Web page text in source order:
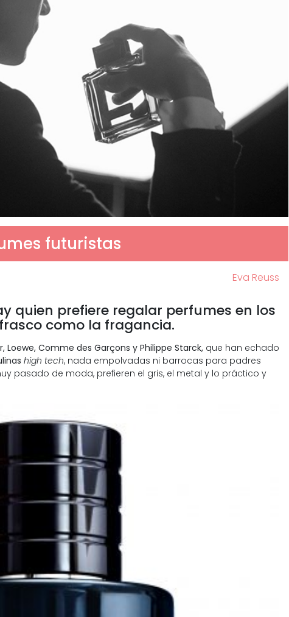
futuristas
Eva Reuss
quien prefiere regalar perfumes en los
como la fragancia.
Loewe, Comme des Garçons y Philippe Starck, que han echado
high tech, nada empolvadas ni barrocas para padres
pasado de moda, prefieren el gris, el metal y lo práctico y
Por qué los bálsamos de CBD
tópico se han convertido en
bienestar más buscados